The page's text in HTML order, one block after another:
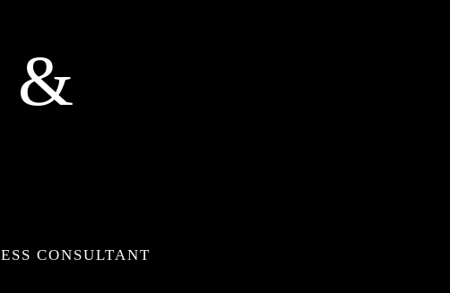
&
CONSULTANT